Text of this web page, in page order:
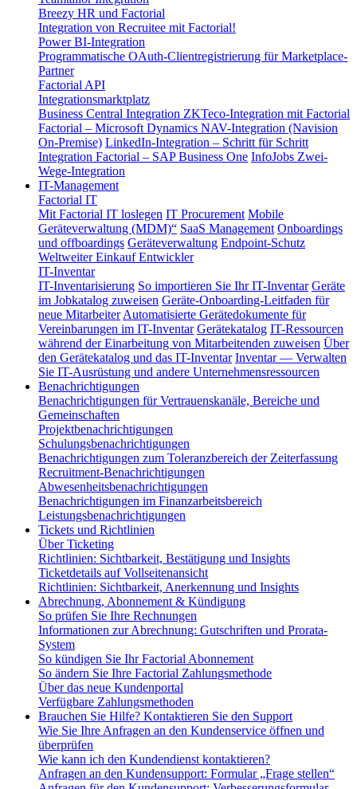
Breezy HR und Factorial
Integration von Recruitee mit Factorial!
Power BI-Integration
Programmatische OAuth-Clientregistrierung für Marketplace-
Partner
Factorial API
Integrationsmarktplatz
Business Central Integration ZKTeco-Integration mit Factorial
Factorial – Microsoft Dynamics NAV-Integration (Navision
On-Premise) LinkedIn-Integration – Schritt für Schritt
Integration Factorial – SAP Business One InfoJobs Zwei-
Wege-Integration
IT-Management
Factorial IT
Mit Factorial IT loslegen IT Procurement Mobile
Geräteverwaltung (MDM)“ SaaS Management Onboardings
und offboardings Geräteverwaltung Endpoint-Schutz
Weltweiter EinkaufEntwickler
IT-Inventar
IT-Inventarisierung So importieren Sie Ihr IT-Inventar Geräte
im Jobkatalog zuweisen Geräte-Onboarding-Leitfaden für
neue Mitarbeiter Automatisierte Gerätedokumente für
Vereinbarungen im IT-Inventar Gerätekatalog IT-Ressourcen
während der Einarbeitung von Mitarbeitenden zuweisen Über
den Gerätekatalog und das IT-Inventar Inventar — Verwalten
Sie IT-Ausrüstung und andere Unternehmensressourcen
Benachrichtigungen
Benachrichtigungen für Vertrauenskanäle, Bereiche und
Gemeinschaften
Projektbenachrichtigungen
Schulungsbenachrichtigungen
Benachrichtigungen zum Toleranzbereich der Zeiterfassung
Recruitment-Benachrichtigungen
Abwesenheitsbenachrichtigungen
Benachrichtigungen im Finanzarbeitsbereich
Leistungsbenachrichtigungen
Tickets und Richtlinien
Über Ticketing
Richtlinien: Sichtbarkeit, Bestätigung und Insights
Ticketdetails auf Vollseitenansicht
Richtlinien: Sichtbarkeit, Anerkennung und Insights
Abrechnung, Abonnement & Kündigung
So prüfen Sie Ihre Rechnungen
Informationen zur Abrechnung: Gutschriften und Prorata-
System
So kündigen Sie Ihr Factorial Abonnement
So ändern Sie Ihre Factorial Zahlungsmethode
Über das neue Kundenportal
Verfügbare Zahlungsmethoden
Brauchen Sie Hilfe? Kontaktieren Sie den Support
Wie Sie Ihre Anfragen an den Kundenservice öffnen und
überprüfen
Wie kann ich den Kundendienst kontaktieren?
Anfragen an den Kundensupport: Formular „Frage stellen“